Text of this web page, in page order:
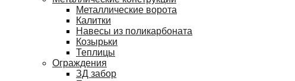
Металлические ворота
Калитки
Навесы из поликарбоната
Козырьки
Теплицы
Ограждения
ЗД забор